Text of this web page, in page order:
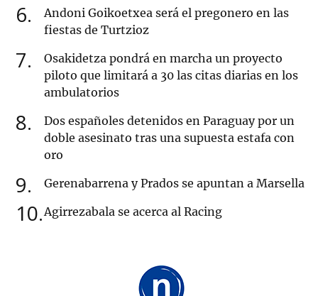
6
Andoni Goikoetxea será el pregonero en las
fiestas de Turtzioz
7
Osakidetza pondrá en marcha un proyecto
piloto que limitará a 30 las citas diarias en los
ambulatorios
8
Dos españoles detenidos en Paraguay por un
doble asesinato tras una supuesta estafa con
oro
9 Gerenabarrena y Prados se apuntan a Marsella
10 Agirrezabala se acerca al Racing